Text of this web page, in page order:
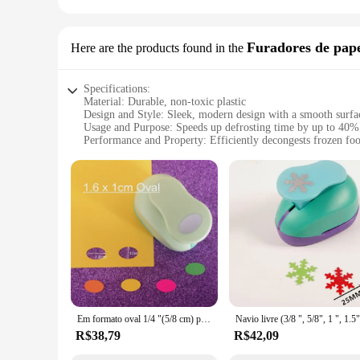
Here are the products found in the Furadores de
Specifications:
Material: Durable, non-toxic plastic
Design and Style: Sleek, modern design with a smooth
Usage and Purpose: Speeds up defrosting time by up to 40%
Performance and Property: Efficiently decongests frozen
Applicable People: Ideal for busy households and
Features:
|Fast Defrosting Tray Pranch Decongelation|Vendors|
**Effortless Defrosting**
The Fast Defrosting Tray is an essential kitchen tool
also safe for your family's consumption. Its sleek, modern
performance that's unmatched, the trays reduce defrosting
**Versatile and Convenient**
Whether you're a busy homemaker or a professional chef,
of frozen foods, from meats to vegetables. The set of trays
lightweight design makes it easy to handle and store,
Em formato oval 1/4 "(5/8 cm) papel eva buraco em espuma perfurador cartão de visitas artesanal elipse artesanal cortador de papel de scrapbooking
R$38,79 R$42,09